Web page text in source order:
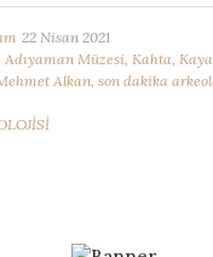
22 Nisan 2021
Adıyaman Müzesi, Kahta,
Alkan, son dakika